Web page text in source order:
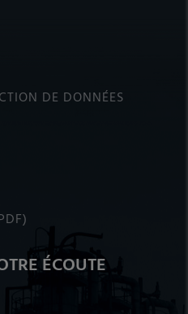
DE DONNÉES
ÉCOUTE